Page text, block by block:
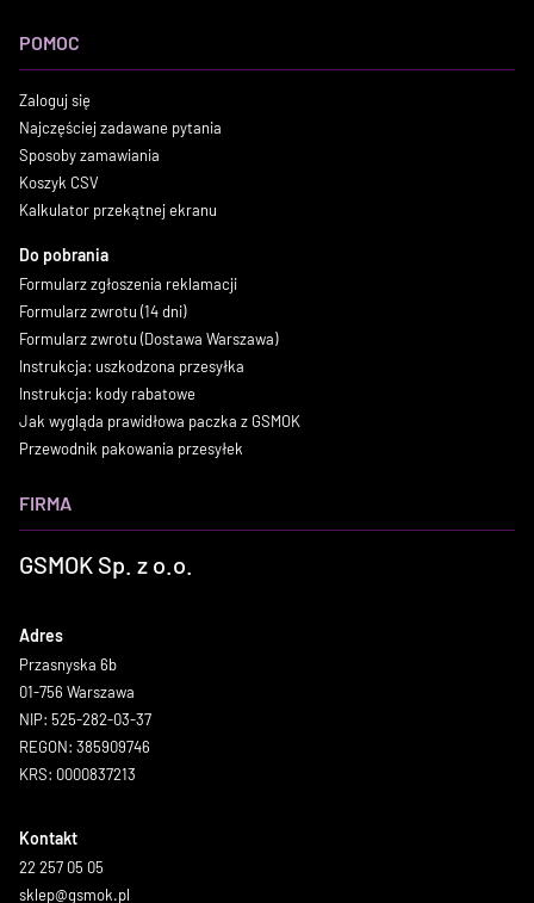
POMOC
Zaloguj się
Najczęściej zadawane pytania
Sposoby zamawiania
Koszyk CSV
Kalkulator przekątnej ekranu
Do pobrania
Formularz zgłoszenia reklamacji
Formularz zwrotu (14 dni)
Formularz zwrotu (Dostawa Warszawa)
Instrukcja: uszkodzona przesyłka
Instrukcja: kody rabatowe
Jak wygląda prawidłowa paczka z GSMOK
Przewodnik pakowania przesyłek
FIRMA
GSMOK Sp. z o.o.
Adres
Przasnyska 6b
01-756 Warszawa
NIP: 525-282-03-37
REGON: 385909746
KRS: 0000837213
Kontakt
22 257 05 05
sklep@gsmok.pl